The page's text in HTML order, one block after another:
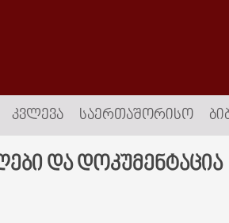
ᲙᲕᲚᲔᲕᲐ ᲡᲐᲔᲠᲗᲐᲨᲝᲠᲘᲡᲝ
და დოკუმენტაცია